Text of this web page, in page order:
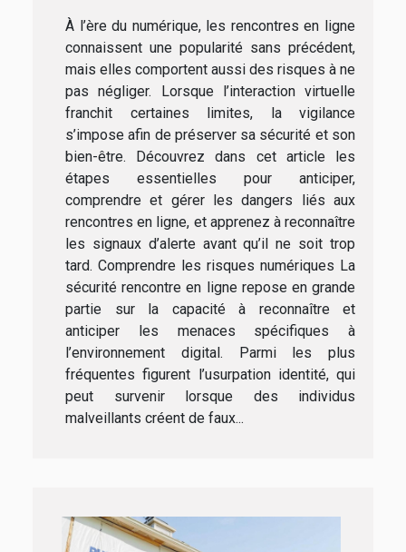
À l’ère du numérique, les rencontres en ligne
connaissent une popularité sans précédent,
mais elles comportent aussi des risques à ne
pas négliger. Lorsque l’interaction virtuelle
franchit certaines limites, la vigilance
s’impose afin de préserver sa sécurité et son
bien-être. Découvrez dans cet article les
étapes essentielles pour anticiper,
comprendre et gérer les dangers liés aux
rencontres en ligne, et apprenez à reconnaître
les signaux d’alerte avant qu’il ne soit trop
tard. Comprendre les risques numériques La
sécurité rencontre en ligne repose en grande
partie sur la capacité à reconnaître et
anticiper les menaces spécifiques à
l’environnement digital. Parmi les plus
fréquentes figurent l’usurpation identité, qui
peut survenir lorsque des individus
malveillants créent de faux...